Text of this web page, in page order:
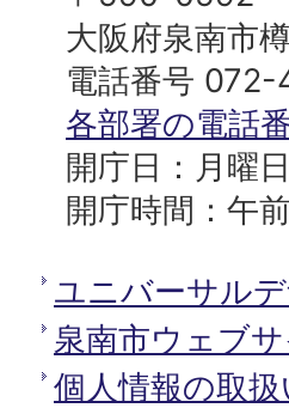
市
役
所
大阪府泉南市
電話番号
各部署の電話
開庁日：月曜
開庁時間：午
ユニバーサル
泉南市ウェブ
個人情報の取扱